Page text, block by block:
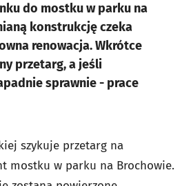
do mostku w parku na
konstrukcję czeka
renowacja. Wkrótce
przetarg, a jeśli
sprawnie - prace
szykuje przetarg na
mostku w parku na Brochowie.